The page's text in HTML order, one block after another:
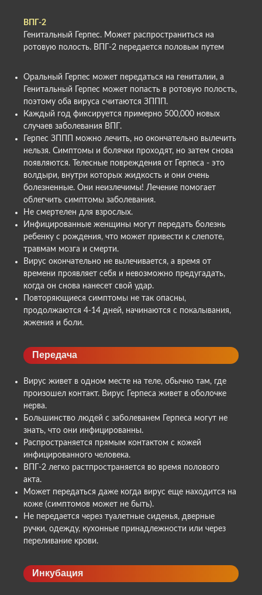
ВПГ-2
Генитальный Герпес. Может распространиться на
ротовую полость. ВПГ-2 передается половым путем
Оральный Герпес может передаться на гениталии, а
Генитальный Герпес может попасть в ротовую полость,
поэтому оба вируса считаются ЗППП.
Каждый год фиксируется примерно 500,000 новых
случаев заболевания ВПГ.
Герпес ЗППП можно лечить, но окончательно вылечить
нельзя. Симптомы и болячки проходят, но затем снова
появляются. Телесные повреждения от Герпеса - это
волдыри, внутри которых жидкость и они очень
болезненные. Они неизлечимы! Лечение помогает
облегчить симптомы заболевания.
Не смертелен для взрослых.
Инфицированные женщины могут передать болезнь
ребенку с рождения, что может привести к слепоте,
травмам мозга и смерти.
Вирус окончательно не вылечивается, а время от
времени проявляет себя и невозможно предугадать,
когда он снова нанесет свой удар.
Повторяющиеся симптомы не так опасны,
продолжаются 4-14 дней, начинаются с покалывания,
жжения и боли.
Передача
Вирус живет в одном месте на теле, обычно там, где
произошел контакт. Вирус Герпеса живет в оболочке
нерва.
Большинство людей с заболеванем Герпеса могут не
знать, что они инфицированны.
Распространяется прямым контактом с кожей
инфицированного человека.
ВПГ-2 легко растпространяется во время полового
акта.
Может передаться даже когда вирус еще находится на
коже (симптомов может не быть).
Не передается через туалетные сиденья, дверные
ручки, одежду, кухонные принадлежности или через
переливание крови.
Инкубация